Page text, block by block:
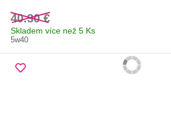
40.30 €
Skladem více než 5 Ks
5w40